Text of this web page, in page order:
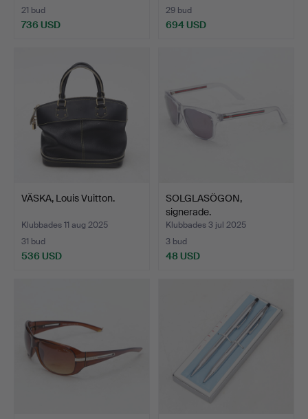
21 bud
736 USD
29 bud
694 USD
VÄSKA, Louis Vuitton.
Klubbades 11 aug 2025
31 bud
536 USD
SOLGLASÖGON,
signerade.
Klubbades 3 jul 2025
3 bud
48 USD